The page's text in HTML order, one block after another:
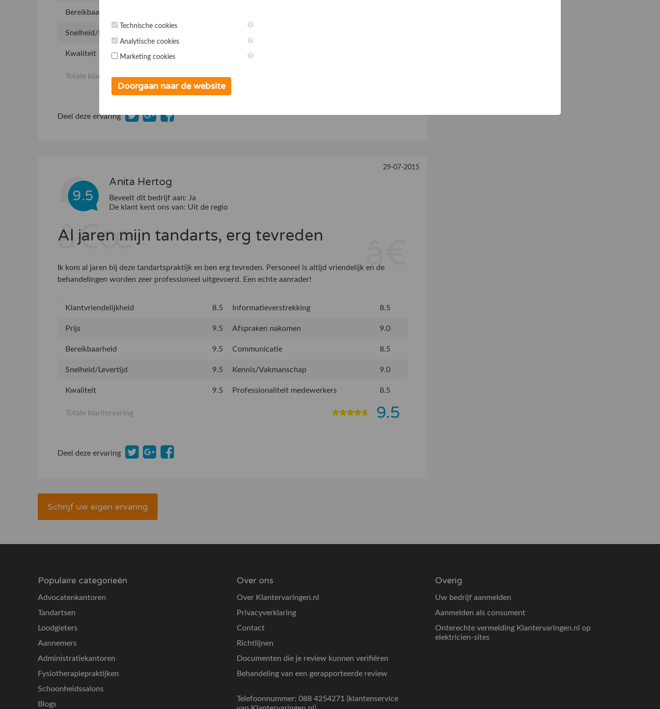
Bereikbaarheid
Snelheid/Levertijd
Kwaliteit Professionaliteit medewerkers
Totale klantervaring
Deel deze ervaring
9.5
Anita Hertog
29-07-2015
Beveelt dit bedrijf aan: Ja
De klant kent ons van: Uit de regio
Al jaren mijn tandarts, erg tevreden
Ik kom al jaren bij deze tandartspraktijk en ben erg tevreden. Personeel is altijd vriendelijk en de
behandelingen worden zeer professioneel uitgevoerd. Een echte aanrader!
Klantvriendelijkheid 8.5 Informatieverstrekking 8.5
Prijs 9.5 Afspraken nakomen 9.0
Bereikbaarheid 9.5 Communicatie 8.5
Snelheid/Levertijd 9.5 Kennis/Vakmanschap 9.0
Kwaliteit 9.5 Professionaliteit medewerkers 8.5
Totale klantervaring 9.5
Deel deze ervaring
Schrijf uw eigen ervaring
Populaire categorieën
Advocatenkantoren
Tandartsen
Loodgieters
Aannemers
Administratiekantoren
Fysiotherapiepraktijken
Schoonheidssalons
Blogs
Over ons
Over Klantervaringen.nl
Privacyverklaring
Contact
Richtlijnen
Documenten die je review kunnen verifiëren
Behandeling van een gerapporteerde review
Telefoonnummer: 088 4254271 (klantenservice
Overig
Uw bedrijf aanmelden
Aanmelden als consument
Onterechte vermelding Klantervaringen.nl op
elektricien-sites
Technische cookies
Analytische cookies
Marketing cookies
Doorgaan naar de website